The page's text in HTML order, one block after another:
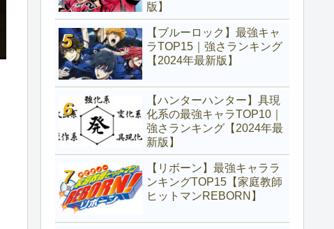
版】
【ブルーロック】最強キャ
ラTOP15｜強さランキング
【2024年最新版】
【ハンターハンター】具現
化系の最強キャラTOP10｜
強さランキング【2024年最
新版】
【リボーン】最強キャララ
ンキングTOP15【家庭教師
ヒットマンREBORN】